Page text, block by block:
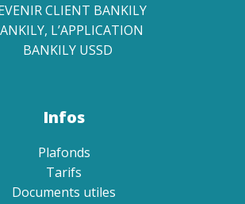
CLIENT BANKILY
L’APPLICATION
BANKILY USSD
Infos
Plafonds
Tarifs
Documents utiles